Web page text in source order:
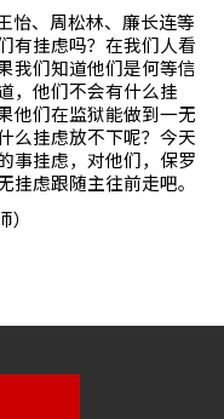
怡、周松林、廉长连等
有挂虑吗？在我们人看
我们知道他们是何等信
，他们不会有什么挂
他们在监狱能做到一无
么挂虑放不下呢？今天
事挂虑，对他们，保罗
虑跟随主往前走吧。